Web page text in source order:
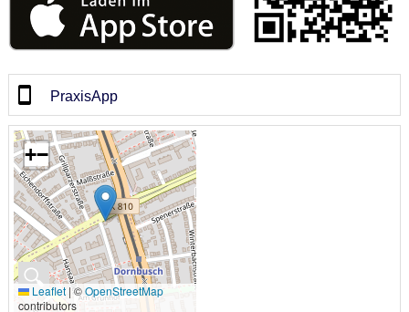
PraxisApp
🔍
+−
Leaflet |©OpenStreetMap
contributors